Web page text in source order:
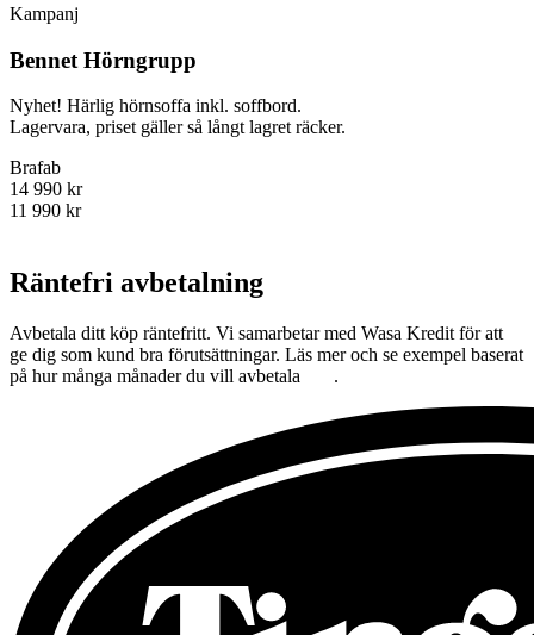
Kampanj
Bennet Hörngrupp
Nyhet! Härlig hörnsoffa inkl. soffbord.
Lagervara, priset gäller så långt lagret räcker.
Brafab
14 990 kr
11 990 kr
Räntefri avbetalning
Avbetala ditt köp räntefritt. Vi samarbetar med Wasa Kredit för att
ge dig som kund bra förutsättningar. Läs mer och se exempel baserat
på hur många månader du vill avbetala
.